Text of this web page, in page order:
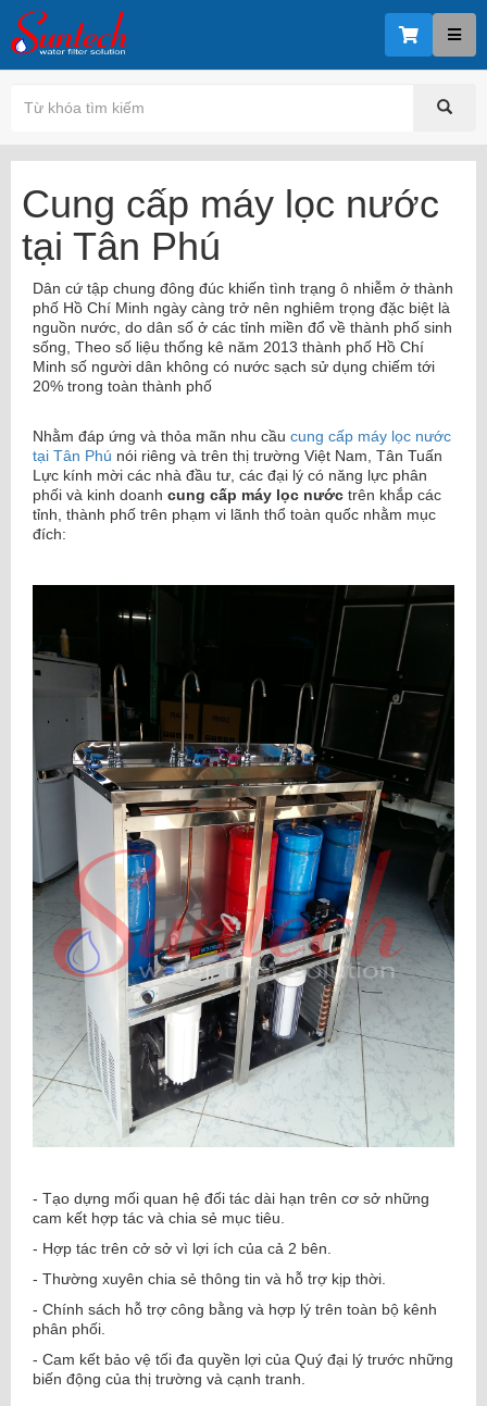
Cung cấp máy lọc nước
tại Tân Phú
Dân cứ tập chung đông đúc khiến tình trạng ô nhiễm ở thành
phố Hồ Chí Minh ngày càng trở nên nghiêm trọng đặc biệt là
nguồn nước, do dân số ở các tỉnh miền đổ về thành phố sinh
sống, Theo số liệu thống kê năm 2013 thành phố Hồ Chí
Minh số người dân không có nước sạch sử dụng chiếm tới
20% trong toàn thành phố
Nhằm đáp ứng và thỏa mãn nhu cầu cung cấp máy lọc nước
tại Tân Phú nói riêng và trên thị trường Việt Nam, Tân Tuấn
Lực kính mời các nhà đầu tư, các đại lý có năng lực phân
phối và kinh doanh cung cấp máy lọc nước trên khắp các
tỉnh, thành phố trên phạm vi lãnh thổ toàn quốc nhằm mục
đích:
- Tạo dựng mối quan hệ đối tác dài hạn trên cơ sở những
cam kết hợp tác và chia sẻ mục tiêu.
- Hợp tác trên cở sở vì lợi ích của cả 2 bên.
- Thường xuyên chia sẻ thông tin và hỗ trợ kịp thời.
- Chính sách hỗ trợ công bằng và hợp lý trên toàn bộ kênh
phân phối.
- Cam kết bảo vệ tối đa quyền lợi của Quý đại lý trước những
biến động của thị trường và cạnh tranh.